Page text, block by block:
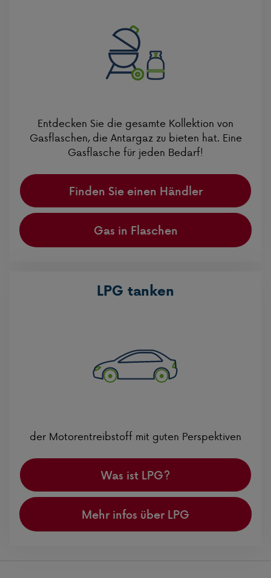
Entdecken Sie die gesamte Kollektion von
Gasflaschen, die Antargaz zu bieten hat. Eine
Gasflasche für jeden Bedarf!
Finden Sie einen Händler
Gas in Flaschen
LPG tanken
der Motorentreibstoff mit guten Perspektiven
Was ist LPG?
Mehr infos über LPG